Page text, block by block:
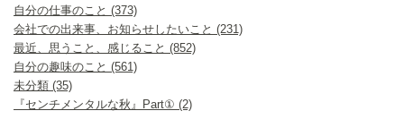
自分の仕事のこと (373)
会社での出来事、お知らせしたいこと (231)
最近、思うこと、感じること (852)
自分の趣味のこと (561)
未分類 (35)
『センチメンタルな秋』Part① (2)